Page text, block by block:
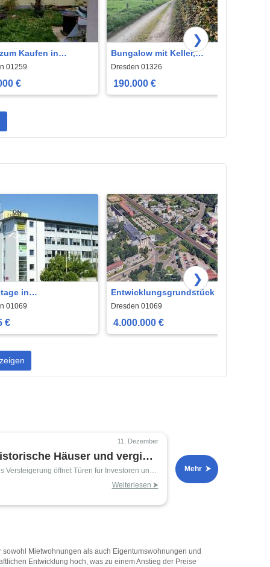
Kaufen in
178.000 € 195 m²
01259
€
Bungalow mit Keller,
Garage in Dresden
Rochwitz
Dresden 01326
190.000 €
❯
in
- bezahlbar
01069
€
Entwicklungsgrundstück in
Citylage, Dresden Strehlen
Dresden 01069
4.000.000 €
❯
11. Dezember
Häuser und vergibt
Versteigerung öffnet Türen für Investoren und
Weiterlesen ⮞
Mehr ⮞
Mietwohnungen als auch Eigentumswohnungen und
Entwicklung hoch, was zu einem Anstieg der Preise